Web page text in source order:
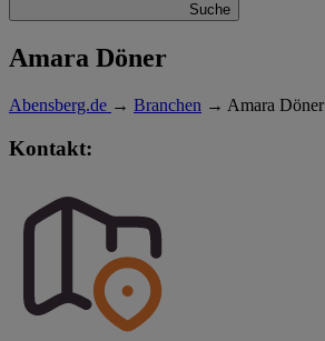
Suche
Amara Döner
Abensberg.de → Branchen → Amara Döner
Kontakt: